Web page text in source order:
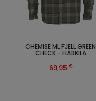
CHEMISE ML FJELL GREEN
CHECK - HÄRKILA
69,95 €